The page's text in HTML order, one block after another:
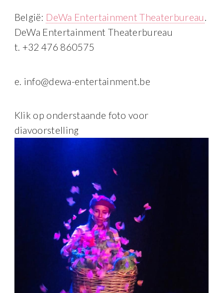
België: DeWa Entertainment Theaterbureau.
DeWa Entertainment Theaterbureau
t. +32 476 860575
e. info@dewa-entertainment.be
Klik op onderstaande foto voor
diavoorstelling